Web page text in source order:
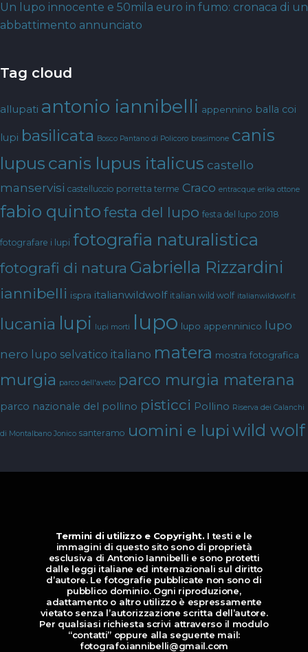
Un lupo innocente e 50mila euro in fumo: cronaca di un
abbattimento annunciato
Tag cloud
allupati antonio iannibelli appennino balla coi
lupi basilicata Bosco Pantano di Policoro brasimone canis
lupus canis lupus italicus castello
manservisi castelluccio porretta terme Craco entracque erika ottone
fabio quinto festa del lupo festa del lupo 2018
fotografare i lupi fotografia naturalistica
fotografi di natura Gabriella Rizzardini
iannibelli ispra italianwildwolf italian wild wolf italianwildwolf.it
lucania lupi lupi morti lupo lupo appenninico lupo
nero lupo selvatico italiano matera mostra fotografica
murgia parco dell'aveto parco murgia materana
parco nazionale del pollino pisticci Pollino Riserva dei Calanchi
di Montalbano Jonico santeramo uomini e lupi wild wolf
Termini di utilizzo e Copyright. I testi e le
immagini di questo sito sono di proprietà
esclusiva di Antonio Iannibelli e sono protetti
dalle leggi italiane ed internazionali sul diritto
d’autore. Le fotografie pubblicate non sono di
pubblico dominio. Ogni riproduzione,
adattamento o altro utilizzo è espressamente
vietato senza l’autorizzazione scritta dell’autore.
Per qualsiasi richiesta scrivi attraverso il modulo
“contatti” oppure alla seguente mail:
fotografo.iannibelli@gmail.com